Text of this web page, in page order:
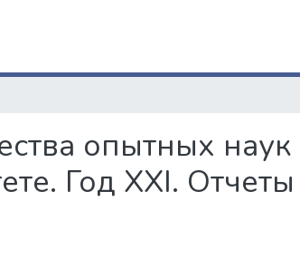
опытных наук
Год XXI.